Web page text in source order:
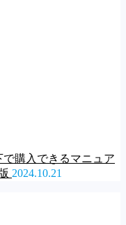
購入できるマニュア
2024.10.21